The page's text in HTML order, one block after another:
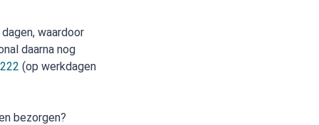
waardoor
daarna nog
(op werkdagen
bezorgen?